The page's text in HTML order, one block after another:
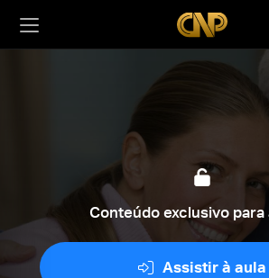
Conteúdo exclusivo para
Assistir à aula